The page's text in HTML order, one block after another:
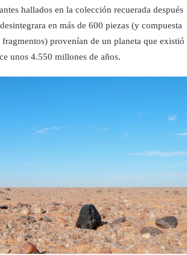
hallados en la colección recuerada después
en más de 600 piezas (y compuesta
provenían de un planeta que existió
unos 4.550 millones de años.